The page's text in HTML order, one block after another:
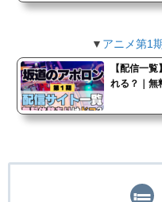
▼ アニメ第1
【配信一
れる？｜無